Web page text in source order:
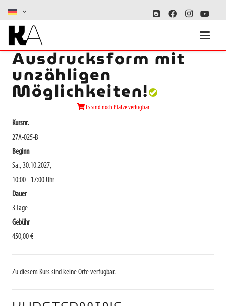
BÜSTE - eine
Ausdrucksform mit
unzähligen
Möglichkeiten!
Es sind noch Plätze verfügbar
Kursnr.
27A-025-B
Beginn
Sa., 30.10.2027,
10:00 - 17:00 Uhr
Dauer
3 Tage
Gebühr
450,00 €
Zu diesem Kurs sind keine Orte verfügbar.